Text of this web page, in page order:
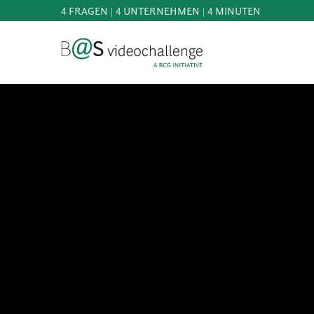
4 FRAGEN | 4 UNTERNEHMEN | 4 MINUTEN
b@Svideochallenge - A BCG INITIATIVE
Registriere dich als Teilnehmer*in
Geburtsdatum*